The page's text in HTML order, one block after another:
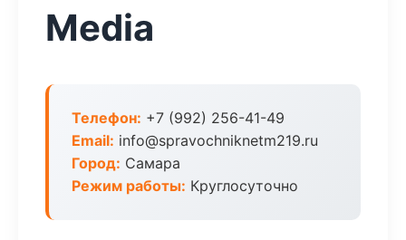
Media
Телефон: +7 (992) 256-41-49
Email: info@spravochniknetm219.ru
Город: Самара
Режим работы: Круглосуточно